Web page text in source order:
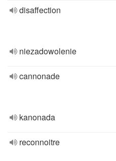
disaffection
niezadowolenie
cannonade
kanonada
reconnoitre